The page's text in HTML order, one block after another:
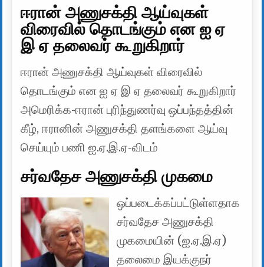
ஈரான் அணுசக்தி ஆய்வுகள்
விரைவில் தொடங்கும் என ஐ ஏ
இ ஏ தலைவர் கூறுகிறார்
ஈரான் அணுசக்தி ஆய்வுகள் விரைவில்
தொடங்கும் என ஐ ஏ இ ஏ தலைவர் கூறுகிறார்
அமெரிக்க-ஈரான் புரிந்துணர்வு ஒப்பந்தத்தின்
கீழ், ஈரானின் அணுசக்தி தளங்களை ஆய்வு
செய்யும் பணி ஐ.ஏ.இ.ஏ-விடம்
சர்வதேச அணுசக்தி முகமை
ஒப்படைக்கப்பட்டுள்ளதாக
சர்வதேச அணுசக்தி
முகமையின் (ஐ.ஏ.இ.ஏ)
தலைமை இயக்குநர்